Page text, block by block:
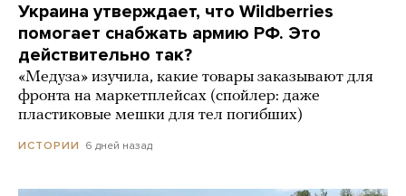
Украина утверждает, что Wildberries
помогает снабжать армию РФ. Это
действительно так?
«Медуза» изучила, какие товары заказывают для
фронта на маркетплейсах (спойлер: даже
пластиковые мешки для тел погибших)
ИСТОРИИ 6 дней назад